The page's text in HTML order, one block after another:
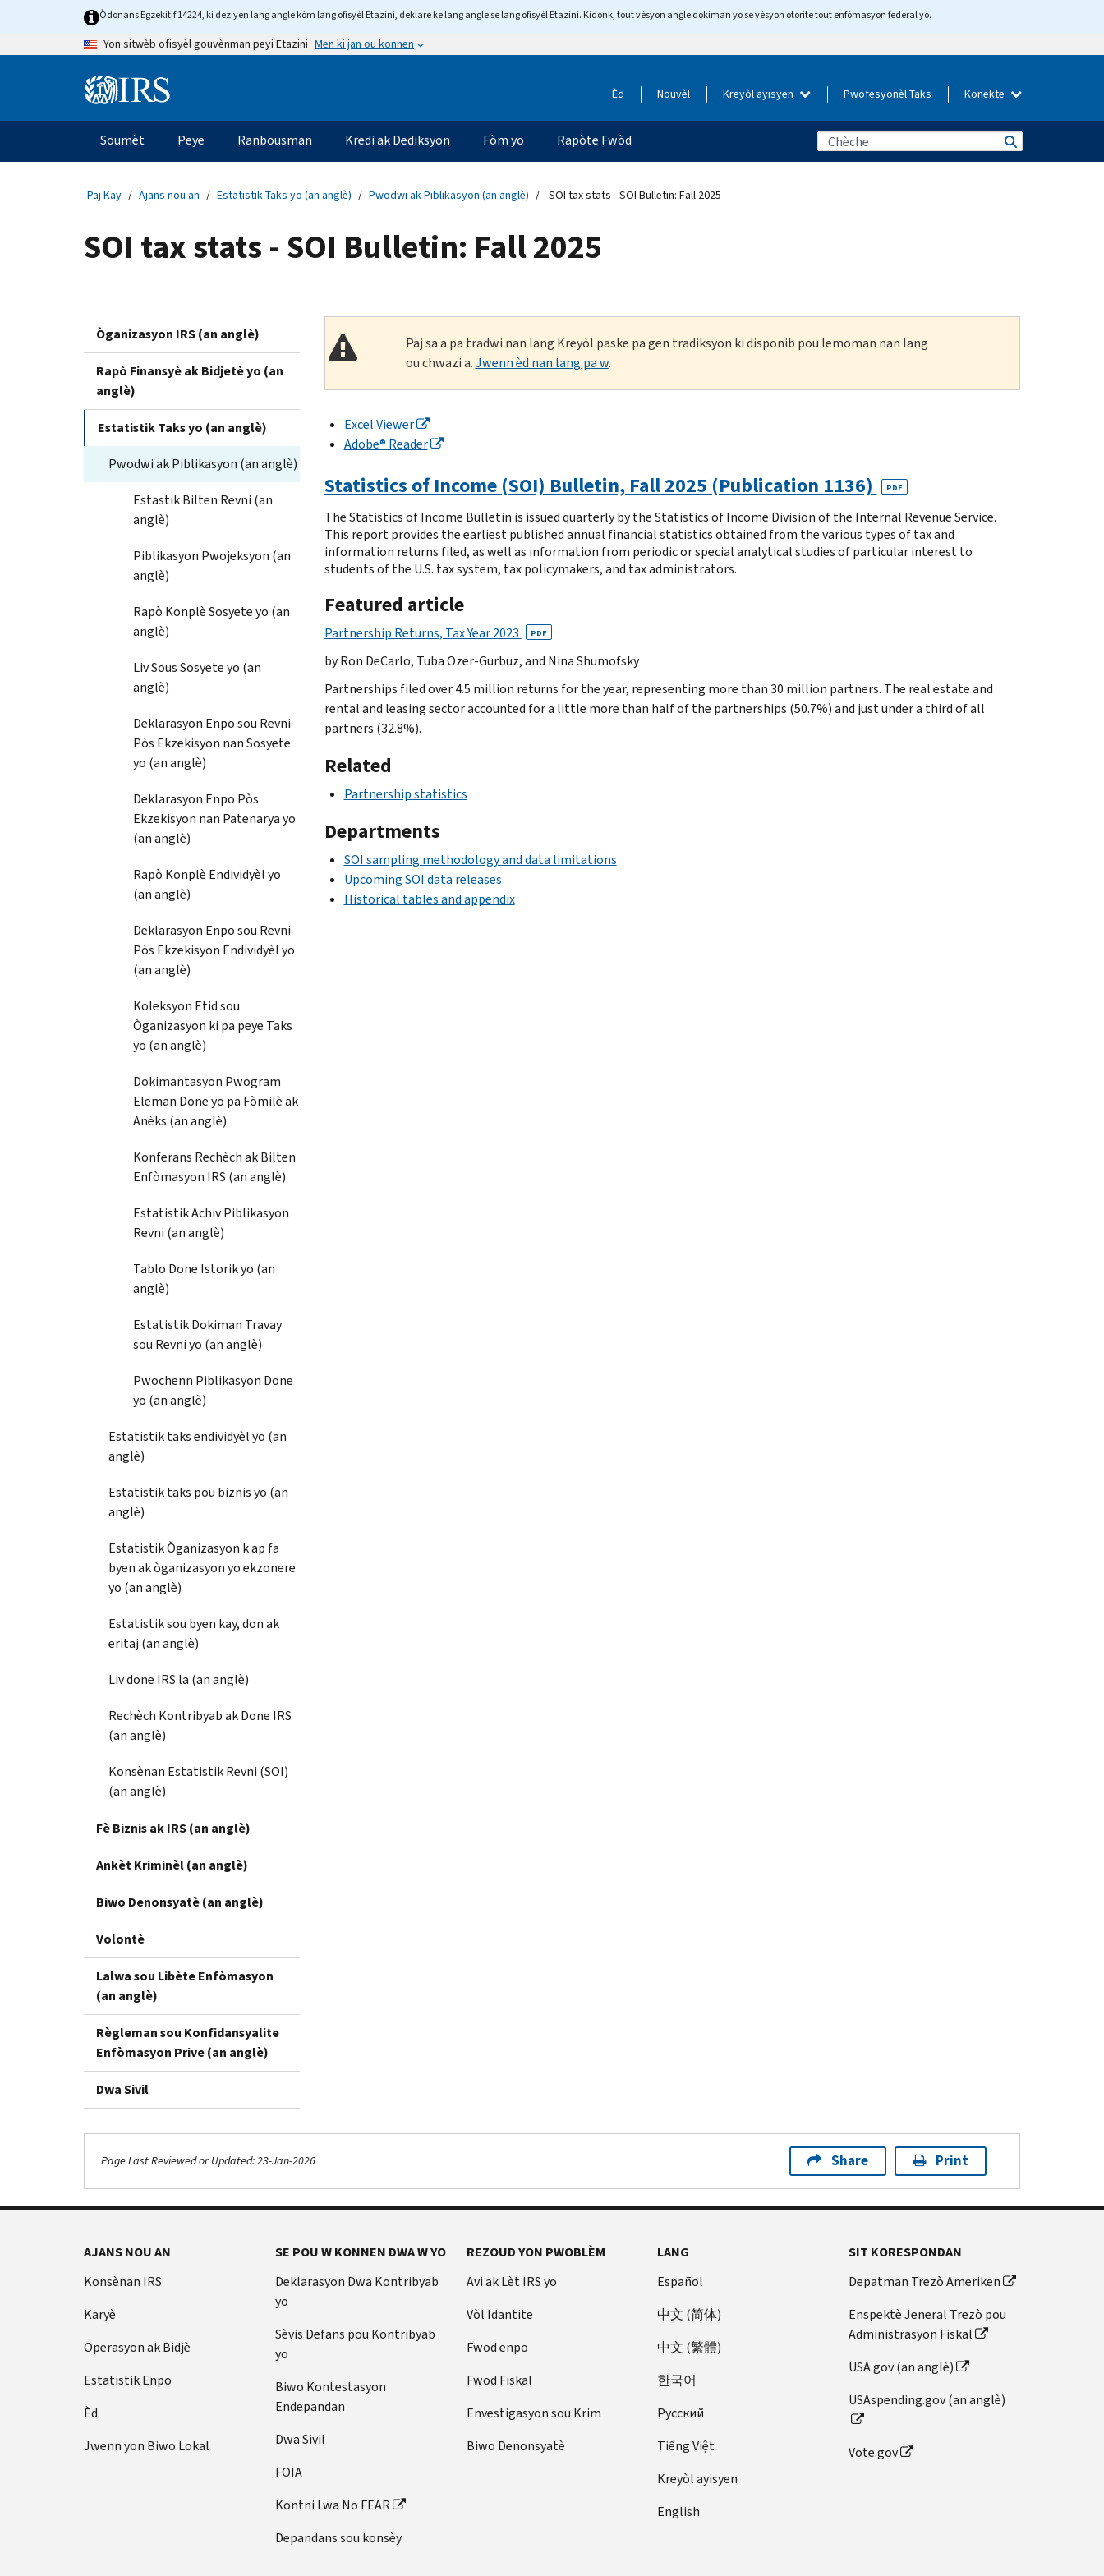
Òdonans Egzekitif 14224, ki deziyen lang angle kòm lang ofisyèl Etazini, deklare ke lang angle se lang ofisyèl Etazini. Kidonk, tout vèsyon angle dokiman yo se vèsyon otorite tout enfòmasyon federal yo.
Yon sitwèb ofisyèl gouvènman peyi Etazini Men ki jan ou konnen
Information Èd Nouvèl Kreyòl ayisyen Pwofesyonèl Taks Konekte
Navigasyon
prensipal
Soumèt Peye Ranbousman Kredi ak Dediksyon Fòm yo Rapòte Fwòd
Paj Kay Ajans nou an Estatistik Taks yo (an anglè) Pwodwi ak Piblikasyon (an anglè) SOI tax stats - SOI Bulletin: Fall 2025
SOI tax stats - SOI Bulletin: Fall 2025
Òganizasyon IRS (an anglè)
Rapò Finansyè ak Bidjetè yo (an
anglè)
Estatistik Taks yo (an anglè)
Pwodwi ak Piblikasyon (an anglè)
Estastik Bilten Revni (an
anglè)
Piblikasyon Pwojeksyon (an
anglè)
Rapò Konplè Sosyete yo (an
anglè)
Liv Sous Sosyete yo (an
anglè)
Deklarasyon Enpo sou Revni
Pòs Ekzekisyon nan Sosyete
yo (an anglè)
Deklarasyon Enpo Pòs
Ekzekisyon nan Patenarya yo
(an anglè)
Rapò Konplè Endividyèl yo
(an anglè)
Deklarasyon Enpo sou Revni
Pòs Ekzekisyon Endividyèl yo
(an anglè)
Koleksyon Etid sou
Òganizasyon ki pa peye Taks
yo (an anglè)
Dokimantasyon Pwogram
Eleman Done yo pa Fòmilè ak
Anèks (an anglè)
Konferans Rechèch ak Bilten
Enfòmasyon IRS (an anglè)
Estatistik Achiv Piblikasyon
Revni (an anglè)
Tablo Done Istorik yo (an
anglè)
Estatistik Dokiman Travay
sou Revni yo (an anglè)
Pwochenn Piblikasyon Done
yo (an anglè)
Estatistik taks endividyèl yo (an
anglè)
Estatistik taks pou biznis yo (an
anglè)
Estatistik Òganizasyon k ap fa
byen ak òganizasyon yo ekzonere
yo (an anglè)
Estatistik sou byen kay, don ak
eritaj (an anglè)
Liv done IRS la (an anglè)
Rechèch Kontribyab ak Done IRS
(an anglè)
Konsènan Estatistik Revni (SOI)
(an anglè)
Fè Biznis ak IRS (an anglè)
Ankèt Kriminèl (an anglè)
Biwo Denonsyatè (an anglè)
Volontè
Lalwa sou Libète Enfòmasyon
(an anglè)
Règleman sou Konfidansyalite
Enfòmasyon Prive (an anglè)
Dwa Sivil
Paj sa a pa tradwi nan lang Kreyòl paske pa gen tradiksyon ki disponib pou lemoman nan lang
ou chwazi a.Jwenn èd nan lang pa w.
Excel Viewer
Adobe® Reader
Statistics of Income (SOI) Bulletin, Fall 2025 (Publication 1136) PDF
The Statistics of Income Bulletin is issued quarterly by the Statistics of Income Division of the Internal Revenue Service.
This report provides the earliest published annual financial statistics obtained from the various types of tax and
information returns filed, as well as information from periodic or special analytical studies of particular interest to
students of the U.S. tax system, tax policymakers, and tax administrators.
Featured article
Partnership Returns, Tax Year 2023 PDF
by Ron DeCarlo, Tuba Ozer-Gurbuz, and Nina Shumofsky
Partnerships filed over 4.5 million returns for the year, representing more than 30 million partners. The real estate and
rental and leasing sector accounted for a little more than half of the partnerships (50.7%) and just under a third of all
partners (32.8%).
Related
Partnership statistics
Departments
SOI sampling methodology and data limitations
Upcoming SOI data releases
Historical tables and appendix
Page Last Reviewed or Updated: 23-Jan-2026 Share Print
AJANS NOU AN
Konsènan IRS
Karyè
Operasyon ak Bidjè
Estatistik Enpo
Èd
Jwenn yon Biwo Lokal
SE POU W KONNEN DWA W YO
Deklarasyon Dwa Kontribyab
yo
Sèvis Defans pou Kontribyab
yo
Biwo Kontestasyon
Endepandan
Dwa Sivil
FOIA
Kontni Lwa No FEAR
Depandans sou konsèy
REZOUD YON PWOBLÈM
Avi ak Lèt IRS yo
Vòl Idantite
Fwod enpo
Fwod Fiskal
Envestigasyon sou Krim
Biwo Denonsyatè
LANG
Español
中文 (简体)
中文 (繁體)
한국어
Pусский
Tiếng Việt
Kreyòl ayisyen
English
SIT KORESPONDAN
Depatman Trezò Ameriken
Enspektè Jeneral Trezò pou
Administrasyon Fiskal
USA.gov (an anglè)
USAspending.gov (an anglè)
Vote.gov